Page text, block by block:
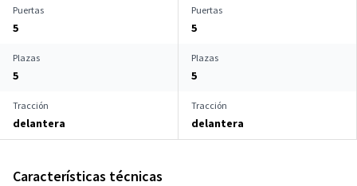
Puertas
5
Puertas
5
Plazas
5
Plazas
5
Tracción
delantera
Tracción
delantera
Características técnicas